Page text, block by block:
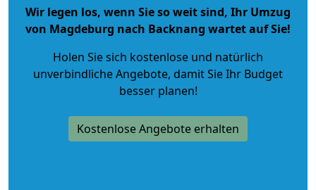
Wir legen los, wenn Sie so weit sind, Ihr Umzug
von Magdeburg nach Backnang wartet auf Sie!
Holen Sie sich kostenlose und natürlich
unverbindliche Angebote, damit Sie Ihr Budget
besser planen!
Kostenlose Angebote erhalten